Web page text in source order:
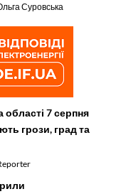
Суровська
області 7 серпня
грози, град та